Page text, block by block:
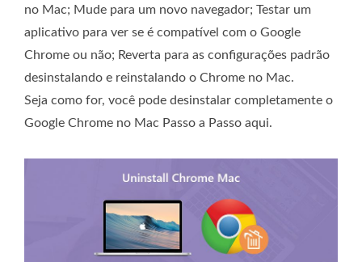
no Mac; Mude para um novo navegador; Testar um
aplicativo para ver se é compatível com o Google
Chrome ou não; Reverta para as configurações padrão
desinstalando e reinstalando o Chrome no Mac.
Seja como for, você pode desinstalar completamente o
Google Chrome no Mac Passo a Passo aqui.